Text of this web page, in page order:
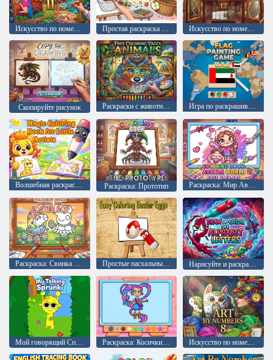
Искусство по номерам 11 Простая раскраска с яблоками Искусство по номерам 12
Скопируйте рисунок Раскраски с животными Игра по раскрашиванию флагов
Волшебная раскраска для маленьких художников Раскраска: Прототип Раскраска: Мир Аватара пижама Рози
Раскраска: Свинка Пеппа на Пасху Простые пасхальные раскраски яиц Нарисуйте и раскрасьте буквы алфавита.
Мой говорящий Спрунки Раскраска: Косички Лили Лав Искусство по номерам 8